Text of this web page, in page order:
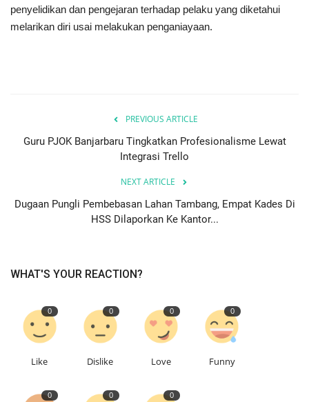
penyelidikan dan pengejaran terhadap pelaku yang diketahui
melarikan diri usai melakukan penganiayaan.
PREVIOUS ARTICLE
Guru PJOK Banjarbaru Tingkatkan Profesionalisme Lewat
Integrasi Trello
NEXT ARTICLE
Dugaan Pungli Pembebasan Lahan Tambang, Empat Kades Di
HSS Dilaporkan Ke Kantor...
WHAT'S YOUR REACTION?
0
Like
0
Dislike
0
Love
0
Funny
0 0 0